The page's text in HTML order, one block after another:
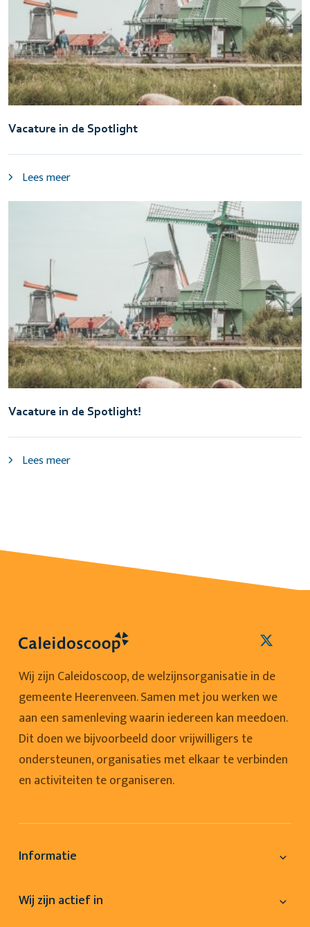
Vacature in de Spotlight
Lees meer
Vacature in de Spotlight!
Lees meer
Wij zijn Caleidoscoop, de welzijnsorganisatie in de
gemeente Heerenveen. Samen met jou werken we
aan een samenleving waarin iedereen kan meedoen.
Dit doen we bijvoorbeeld door vrijwilligers te
ondersteunen, organisaties met elkaar te verbinden
en activiteiten te organiseren.
Informatie
Wij zijn actief in